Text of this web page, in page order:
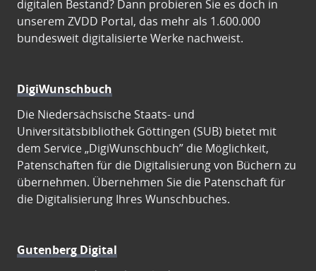
digitalen Bestand? Dann probieren Sie es doch in
unserem ZVDD Portal, das mehr als 1.600.000
bundesweit digitalisierte Werke nachweist.
DigiWunschbuch
Die Niedersächsische Staats- und
Universitätsbibliothek Göttingen (SUB) bietet mit
dem Service „DigiWunschbuch” die Möglichkeit,
Patenschaften für die Digitalisierung von Büchern zu
übernehmen. Übernehmen Sie die Patenschaft für
die Digitalisierung Ihres Wunschbuches.
Gutenberg Digital